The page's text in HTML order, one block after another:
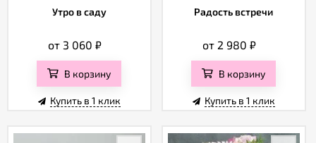
Утро в саду
от 3 060₽
В корзину
Купить в 1 клик
Радость встречи
от 2 980₽
В корзину
Купить в 1 клик